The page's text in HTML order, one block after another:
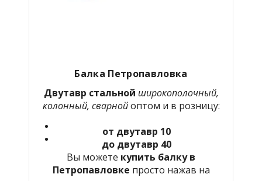
Балка Петропавловка
Двутавр стальной широкополочный,
колонный, сварнойоптом и в розницу:
от двутавр 10
до двутавр 40
Вы можете купить балку в
Петропавловке просто нажав на